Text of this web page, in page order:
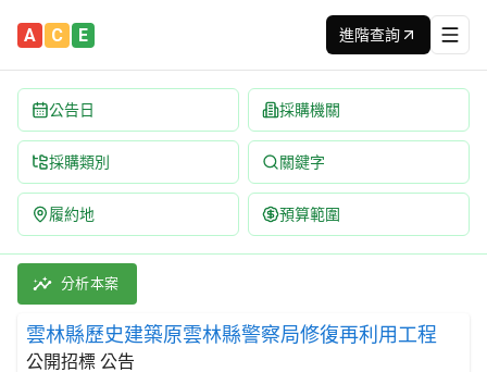
A C E 進階查詢
公告日 採購機關
採購類別 關鍵字
履約地 預算範圍
雲林縣歷史建築原雲林縣警察局修復再利用工程 招標公告 |
採購類別：工程類 其他用途建築工程 | 招標方式：公開招
分析本案
雲林縣歷史建築原雲林縣警察局修復再利用工程
公開招標 公告